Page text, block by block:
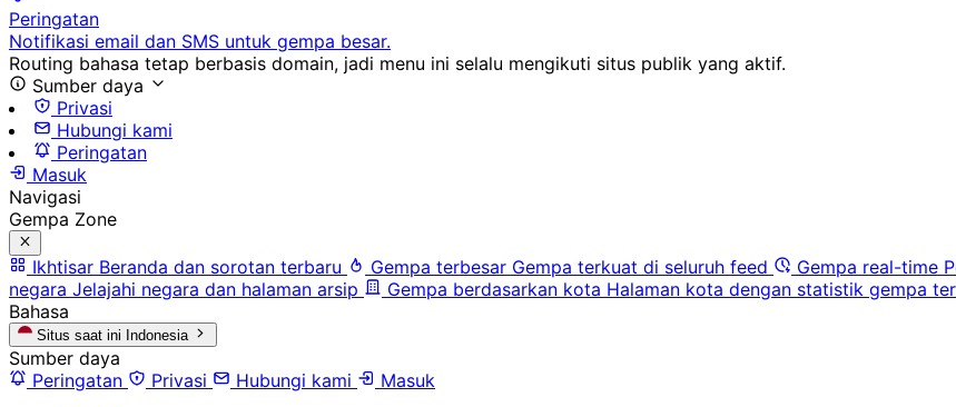
Peringatan
Notifikasi email dan SMS untuk gempa besar.
Routing bahasa tetap berbasis domain, jadi menu ini selalu mengikuti situs publik yang aktif.
Sumber daya
Privasi
Hubungi kami
Peringatan
Masuk
Navigasi
Gempa Zone
Ikhtisar Beranda dan sorotan terbaru Gempa terbesar Gempa terkuat di seluruh feed Gempa real-time
negara Jelajahi negara dan halaman arsip Gempa berdasarkan kota Halaman kota dengan statistik gempa
Bahasa
Situs saat ini Indonesia
Sumber daya
Peringatan
Privasi Hubungi kami
Masuk